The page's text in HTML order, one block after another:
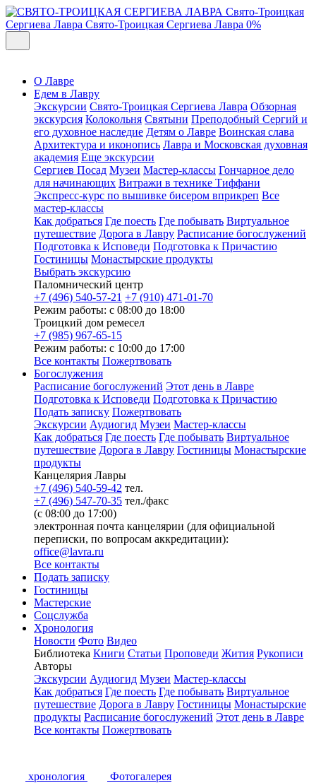
Свято-Троицкая
Сергиева Лавра Свято-Троицкая Сергиева Лавра 0%
О Лавре
Едем в Лавру
Экскурсии Свято-Троицкая Сергиева Лавра Обзорная
экскурсия Колокольня Святыни Преподобный Сергий и
его духовное наследие Детям о Лавре Воинская слава
Архитектура и иконопись Лавра и Московская духовная
академия Еще экскурсии
Сергиев Посад Музеи Мастер-классы Гончарное дело
для начинающих Витражи в технике Тиффани
Экспресс-курс по вышивке бисером вприкреп Все
мастер-классы
Как добраться Где поесть Где побывать Виртуальное
путешествие Дорога в Лавру Расписание богослужений
Подготовка к Исповеди Подготовка к Причастию
Гостиницы Монастырские продукты
Выбрать экскурсию
Паломнический центр
+7 (496) 540-57-21 +7 (910) 471-01-70
Режим работы: с 08:00 до 18:00
Троицкий дом ремесел
+7 (985) 967-65-15
Режим работы: с 10:00 до 17:00
Все контакты Пожертвовать
Богослужения
Расписание богослужений Этот день в Лавре
Подготовка к Исповеди Подготовка к Причастию
Подать записку Пожертвовать
Экскурсии Аудиогид Музеи Мастер-классы
Как добраться Где поесть Где побывать Виртуальное
путешествие Дорога в Лавру Гостиницы Монастырские
продукты
Канцелярия Лавры
+7 (496) 540-59-42 тел.
+7 (496) 547-70-35 тел./факс
(с 08:00 до 17:00)
электронная почта канцелярии (для официальной
переписки, по вопросам аккредитации):
office@lavra.ru
Все контакты
Подать записку
Гостиницы
Мастерские
Соцслужба
Хронология
Новости Фото Видео
Библиотека Книги Статьи Проповеди Жития Рукописи
Авторы
Экскурсии Аудиогид Музеи Мастер-классы
Как добраться Где поесть Где побывать Виртуальное
путешествие Дорога в Лавру Гостиницы Монастырские
продукты Расписание богослужений Этот день в Лавре
Все контакты Пожертвовать
хронология Фотогалерея